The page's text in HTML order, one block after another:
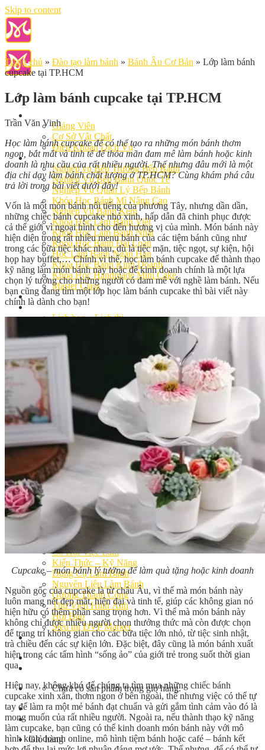
Skip to content
Giảng Viên
Cơ Sở Vật Chất
Điều Khoản Dịch Vụ
Học Làm Bánh
Nghiệp vụ Bếp Trưởng Bếp Bánh
Nghiệp Vụ Bếp Bánh Quốc Tế
Nghiệp Vụ Quản Lý Bếp Bánh
Khóa Học Bánh Mì Nâng Cao
Nghiệp Vụ Bánh Kem
Khóa Học Làm Bánh Việt
Khóa Học Làm Bánh Nhật
Khóa Học Bánh Đài Loan
Học Làm Bánh Ngắn Hạn
Khóa Học Bánh Kinh Doanh
Khóa Học Handmade Mini Cake
Master Class
Chuyên Đề
Khai Giảng
Lịch học – Lịch thi
Công Thức
Cách Làm Bánh Việt
Cách Làm Bánh Âu
Cách Làm Bánh Kem
Cách Làm Bánh Mì
Cách Làm Bánh Trung Thu
Cách Làm Bánh Flan
Cách Làm Bánh Bao
Cách Làm Bánh Bông Lan
Cách Làm Bánh Su Kem
Cách làm bánh CupCake
Cách Làm Bánh Pizza
Cách làm bánh chay
Cách Làm Kẹo – Mứt
Video
Tin tức
Tin Tổng Hợp
Hướng Nghiệp Á Âu
Bếp Nhà Kate
Kinh Nghiệm Kinh Doanh
Cơ Hội Việc Làm
Kiến Thức – Kỹ Năng
Dụng Cụ Làm Bánh
Nguyên Liệu Làm Bánh
Gương Thành Công
Thư Viện Hình Ảnh
Hỏi Đáp
Siêu thị ĐVP Market
Việc Làm
Chưa có sản phẩm trong giỏ hàng.
Giỏ hàng
Trang chủ » Đào tạo làm bánh » Bánh Âu Cơ Bản » Lớp làm bánh
cupcake tại TP.HCM
Lớp làm bánh cupcake tại TP.HCM
Trần Văn Vinh
Học làm bánh cupcake để có thể tạo ra những món bánh thơm
ngon, bắt mắt và tinh tế để thỏa mãn đam mê làm bánh hoặc kinh
doanh là nhu cầu của rất nhiều người. Thế nhưng đâu mới là một
địa chỉ dạy làm bánh chất lượng ở TP.HCM? Cùng khám phá câu
trả lời trong bài viết dưới đây!
Vốn là một món bánh nổi tiếng của phương Tây, nhưng dần dần,
những chiếc bánh cupcake nhỏ xinh, hấp dẫn đã chinh phục được
cả thế giới vì ngoại hình cho đến hương vị của mình. Món bánh này
hiện diện trong rất nhiều menu bánh của các tiệm bánh cũng như
trong các bữa tiệc khác nhau, dù là tiệc mặn, tiệc ngọt, sự kiện, hội
họp hay buffet,… Chính vì thế, học làm bánh cupcake để thành thạo
kỹ năng làm món bánh này hoặc để kinh doanh chính là một lựa
chọn lý tưởng cho những người có đam mê với nghề làm bánh. Nếu
bạn cũng đang tìm một lớp học làm bánh cupcake thì bài viết này
chính là dành cho bạn!
Cupcake – món bánh lý tưởng để làm quà tặng hoặc kinh doanh
Nguồn gốc của cupcake là từ châu Âu, vì thế mà món bánh này
luôn mang nét đẹp mắt, hiện đại và tinh tế, giúp các không gian nó
hiện hữu có thêm phần sang trọng hơn. Vì thế mà món bánh này
không chỉ được nhiều người chọn thưởng thức mà còn được chọn
để trang trí không gian cho các bữa tiệc lớn nhỏ, từ tiệc sinh nhật,
trà chiều đến các sự kiện lớn. Đặc biệt, đây cũng là món bánh xuất
hiện trong các tấm hình “sống ảo” của giới trẻ trong suốt thời gian
qua.
Hiện nay, không khó để chúng ta tìm mua những chiếc bánh
cupcake xinh xắn, thơm ngon ở bên ngoài, thế nhưng việc có thể tự
tay để làm ra một mẻ bánh đạt chuẩn và gửi gắm tình cảm vào đó là
mong muốn của rất nhiều người. Ngoài ra, nếu thành thạo kỹ năng
làm cupcake, bạn cũng có thể kinh doanh món bánh này với mô
hình kinh doanh online, mô hình tiệm bánh hoặc café – bánh kết